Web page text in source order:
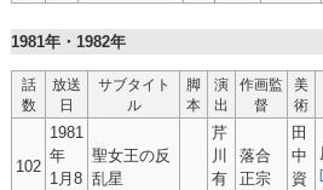
1981年・1982年
話
数
放送
日
サブタイト
ル
脚
本
演
出
作画監
督
美
術
102
1981
年
1月8
聖女王の反
乱星
芹
川
有
落合
正宗
田
中
資
[